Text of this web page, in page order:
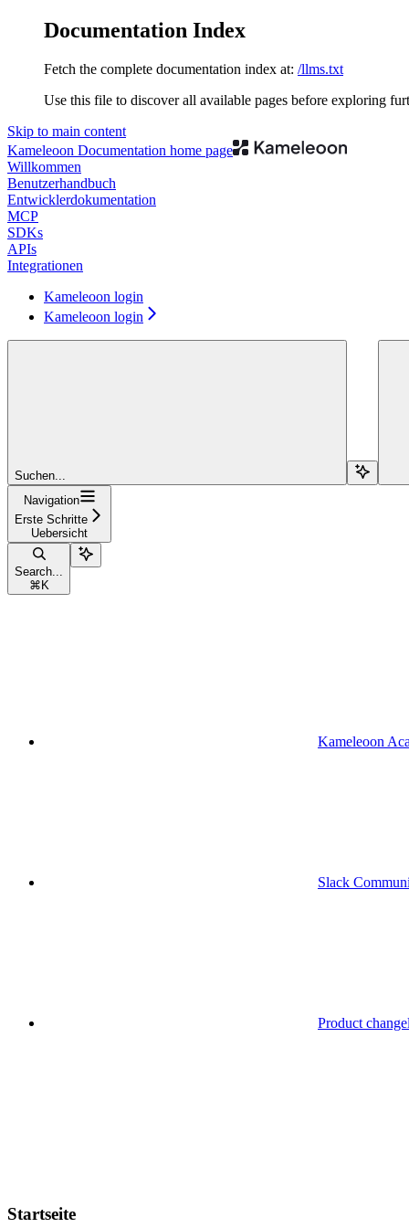
Documentation Index
Fetch the complete documentation index at: /llms.txt
Use this file to discover all available pages before exploring
Skip to main content
Kameleoon Documentation home page
Willkommen
Benutzerhandbuch
Entwicklerdokumentation
MCP
SDKs
APIs
Integrationen
Kameleoon login
Kameleoon login
Suchen...
Navigation
Erste Schritte
Uebersicht
Search...
⌘ K
Kameleoon
Slack
Product
Startseite